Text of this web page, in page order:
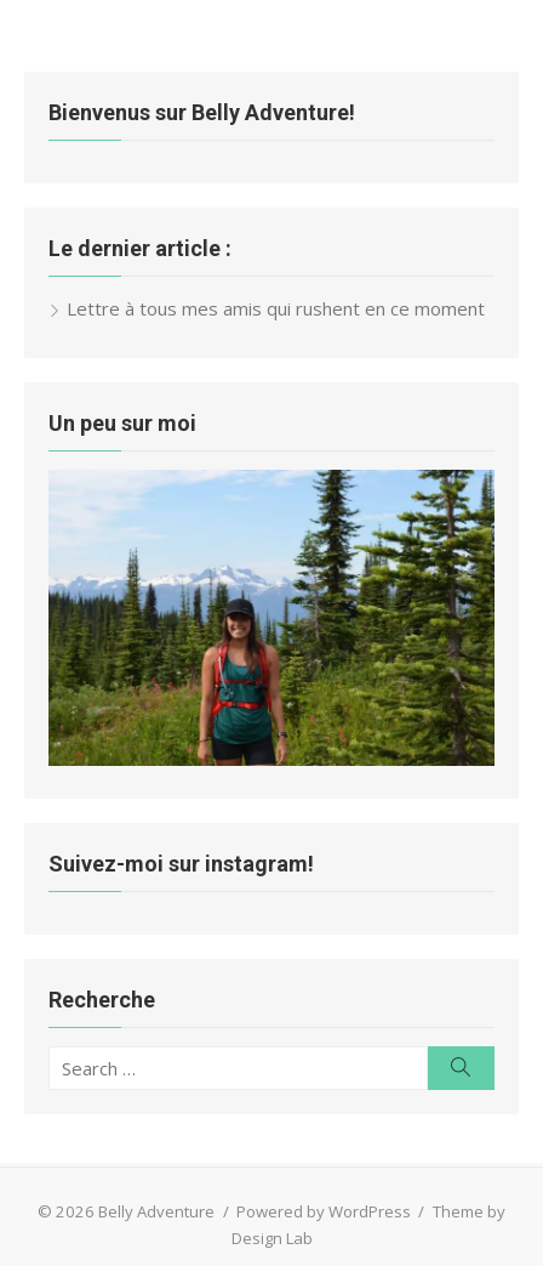
Bienvenus sur Belly Adventure!
Le dernier article :
Lettre à tous mes amis qui rushent en ce moment
Un peu sur moi
Suivez-moi sur instagram!
Recherche
Search
© 2026 Belly Adventure / Powered by WordPress / Theme by
Design Lab